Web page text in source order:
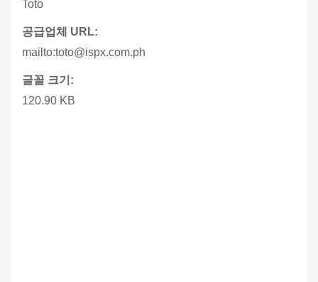
Toto
공급업체 URL:
mailto:toto@ispx.com.ph
글꼴 크기:
120.90 KB